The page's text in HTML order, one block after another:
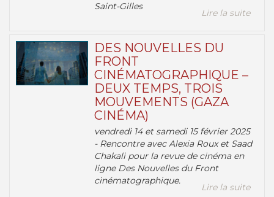
Saint-Gilles
Lire la suite
DES NOUVELLES DU
FRONT
CINÉMATOGRAPHIQUE –
DEUX TEMPS, TROIS
MOUVEMENTS (GAZA
CINÉMA)
vendredi 14 et samedi 15 février 2025
- Rencontre avec Alexia Roux et Saad
Chakali pour la revue de cinéma en
ligne Des Nouvelles du Front
cinématographique.
Lire la suite